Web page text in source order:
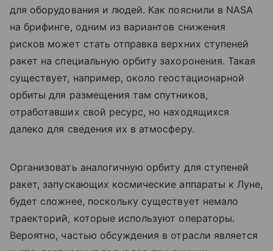
для оборудования и людей. Как пояснили в NASA
на брифинге, одним из вариантов снижения
рисков может стать отправка верхних ступеней
ракет на специальную орбиту захоронения. Такая
существует, например, около геостационарной
орбиты для размещения там спутников,
отработавших свой ресурс, но находящихся
далеко для сведения их в атмосферу.
Организовать аналогичную орбиту для ступеней
ракет, запускающих космические аппараты к Луне,
будет сложнее, поскольку существует немало
траекторий, которые используют операторы.
Вероятно, частью обсуждения в отрасли является